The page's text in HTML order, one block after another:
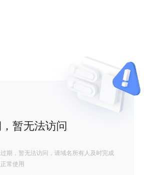
暂无法访问
期，暂无法访问，请域名所有人及时完成
常使用